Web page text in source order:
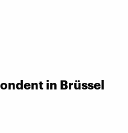
in Brüssel